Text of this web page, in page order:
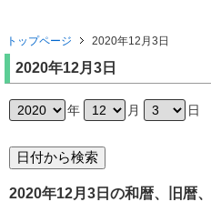
トップページ 2020年12月3日
2020年12月3日
年 月 日
2020年12月3日の和暦、旧暦